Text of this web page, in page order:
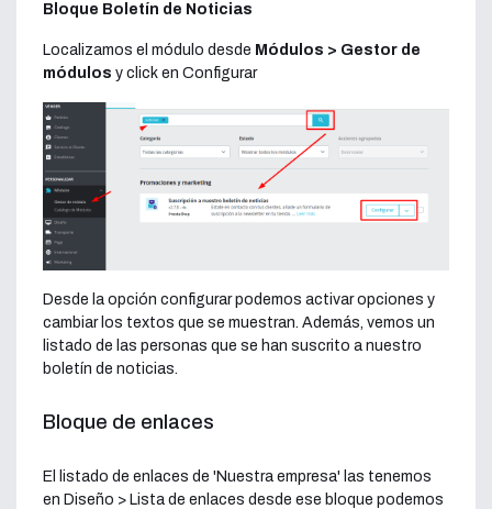
Bloque Boletín de Noticias
Localizamos el módulo desde Módulos > Gestor de
módulos y click en Configurar
Desde la opción configurar podemos activar opciones y
cambiar los textos que se muestran. Además, vemos un
listado de las personas que se han suscrito a nuestro
boletín de noticias.
Bloque de enlaces
El listado de enlaces de 'Nuestra empresa' las tenemos
en Diseño > Lista de enlaces desde ese bloque podemos